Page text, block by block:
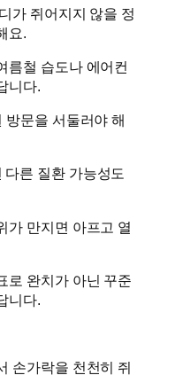
가 쥐어지지 않을 정
요.
름철 습도나 에어컨
니다.
방문을 서둘러야 해
른 질환 가능성도
가 만지면 아프고 열
로 완치가 아닌 꾸준
니다.
손가락을 천천히 쥐